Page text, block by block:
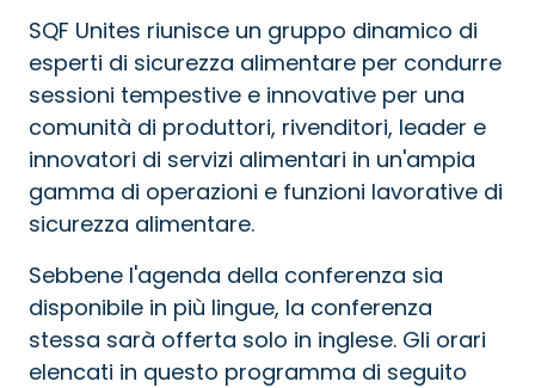
SQF Unites riunisce un gruppo dinamico di
esperti di sicurezza alimentare per condurre
sessioni tempestive e innovative per una
comunità di produttori, rivenditori, leader e
innovatori di servizi alimentari in un'ampia
gamma di operazioni e funzioni lavorative di
sicurezza alimentare.
Sebbene l'agenda della conferenza sia
disponibile in più lingue, la conferenza
stessa sarà offerta solo in inglese. Gli orari
elencati in questo programma di seguito